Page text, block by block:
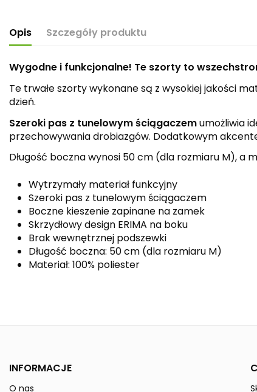
Opis Szczegóły produktu
Wygodne i funkcjonalne! Te szorty to
Te trwałe szorty wykonane są z wysokiej jakości
dzień.
Szeroki pas z tunelowym ściągaczemumożliwia
przechowywania drobiazgów. Dodatkowym
Długość boczna wynosi 50 cm (dla rozmiaru M), a
Wytrzymały materiał funkcyjny
Szeroki pas z tunelowym ściągaczem
Boczne kieszenie zapinane na zamek
Skrzydłowy design ERIMA na boku
Brak wewnętrznej podszewki
Długość boczna: 50 cm (dla rozmiaru M)
Materiał: 100% poliester
Indeks
INFORMACJE
O nas